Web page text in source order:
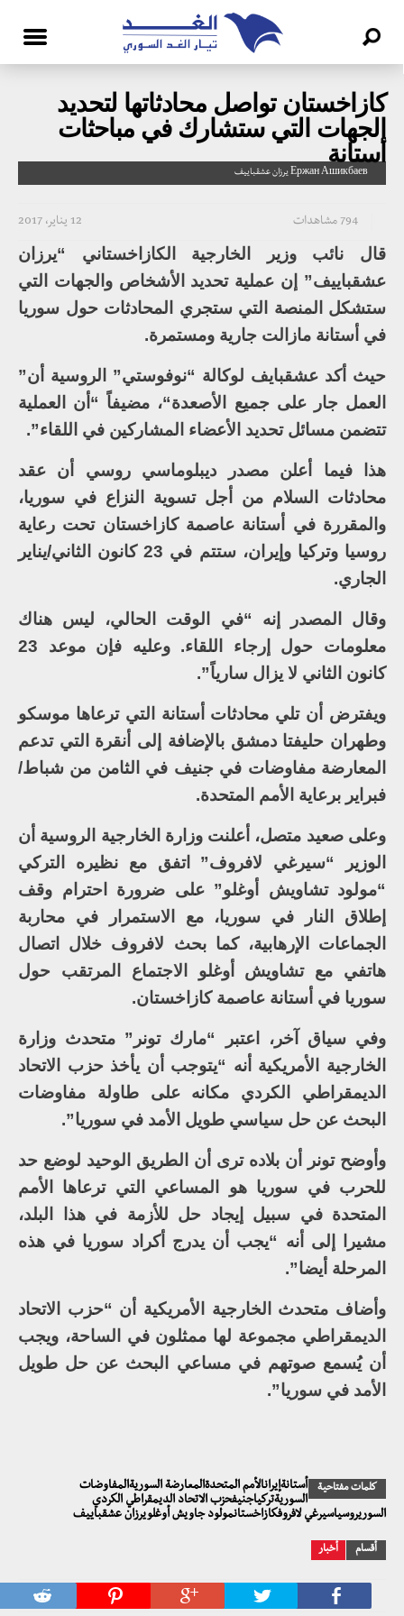
كازاخستان تواصل محادثاتها لتحديد
الجهات التي ستشارك في مباحثات
أستانة
Ержан Ашикбаев يرزان عشقباييف
12 يناير، 2017 794 مشاهدات
قال نائب وزير الخارجية الكازاخستاني “يرزان
عشقباييف” إن عملية تحديد الأشخاص والجهات التي
ستشكل المنصة التي ستجري المحادثات حول سوريا
في أستانة مازالت جارية ومستمرة.
حيث أكد عشقبايف لوكالة “نوفوستي” الروسية أن”
العمل جار على جميع الأصعدة“، مضيفاً “أن العملية
تتضمن مسائل تحديد الأعضاء المشاركين في اللقاء”.
هذا فيما أعلن مصدر ديبلوماسي روسي أن عقد
محادثات السلام من أجل تسوية النزاع في سوريا،
والمقررة في أستانة عاصمة كازاخستان تحت رعاية
روسيا وتركيا وإيران، ستتم في 23 كانون الثاني/يناير
الجاري.
وقال المصدر إنه “في الوقت الحالي، ليس هناك
معلومات حول إرجاء اللقاء. وعليه فإن موعد 23
كانون الثاني لا يزال سارياً”.
ويفترض أن تلي محادثات أستانة التي ترعاها موسكو
وطهران حليفتا دمشق بالإضافة إلى أنقرة التي تدعم
المعارضة مفاوضات في جنيف في الثامن من شباط/
فبراير برعاية الأمم المتحدة.
وعلى صعيد متصل، أعلنت وزارة الخارجية الروسية أن
الوزير “سيرغي لافروف” اتفق مع نظيره التركي
“مولود تشاويش أوغلو” على ضرورة احترام وقف
إطلاق النار في سوريا، مع الاستمرار في محاربة
الجماعات الإرهابية، كما بحث لافروف خلال اتصال
هاتفي مع تشاويش أوغلو الاجتماع المرتقب حول
سوريا في أستانة عاصمة كازاخستان.
وفي سياق آخر، اعتبر “مارك تونر” متحدث وزارة
الخارجية الأمريكية أنه “يتوجب أن يأخذ حزب الاتحاد
الديمقراطي الكردي مكانه على طاولة مفاوضات
البحث عن حل سياسي طويل الأمد في سوريا”.
وأوضح تونر أن بلاده ترى أن الطريق الوحيد لوضع حد
للحرب في سوريا هو المساعي التي ترعاها الأمم
المتحدة في سبيل إيجاد حل للأزمة في هذا البلد،
مشيرا إلى أنه “يجب أن يدرج أكراد سوريا في هذه
المرحلة أيضا”.
وأضاف متحدث الخارجية الأمريكية أن “حزب الاتحاد
الديمقراطي مجموعة لها ممثلون في الساحة، ويجب
أن يُسمع صوتهم في مساعي البحث عن حل طويل
الأمد في سوريا”.
كلمات مفتاحية
أستانةإيرانالأمم المتحدةالمعارضة السوريةالمفاوضات
السوريةتركياجنيفحزب الاتحاد الديمقراطي الكردي
السوريروسياسيرغي لافروفكازاخستانمولود جاويش أوغلويرزان عشقباييف
أقسام أخبار